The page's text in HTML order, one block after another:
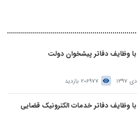
وظایف دفاتر پیشخوان دولت
206977 بازدید
وظایف دفاتر خدمات الکترونیک قضایی